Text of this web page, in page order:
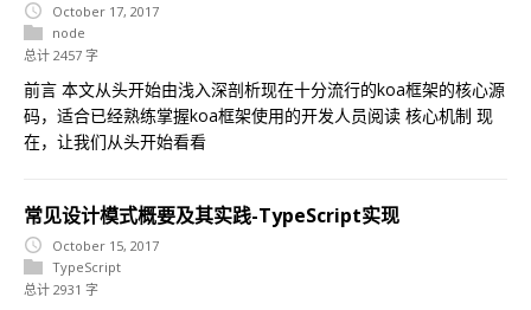
October 17, 2017
node
总计 2457 字
前言 本文从头开始由浅入深剖析现在十分流行的koa框架的核心源
码，适合已经熟练掌握koa框架使用的开发人员阅读 核心机制 现
在，让我们从头开始看看
常见设计模式概要及其实践-TypeScript实现
October 15, 2017
TypeScript
总计 2931 字